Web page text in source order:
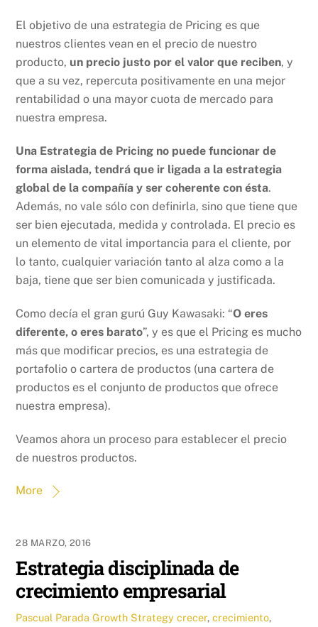
El objetivo de una estrategia de Pricing es que
nuestros clientes vean en el precio de nuestro
producto, un precio justo por el valor que reciben, y
que a su vez, repercuta positivamente en una mejor
rentabilidad o una mayor cuota de mercado para
nuestra empresa.
Una Estrategia de Pricing no puede funcionar de
forma aislada, tendrá que ir ligada a la estrategia
global de la compañía y ser coherente con ésta.
Además, no vale sólo con definirla, sino que tiene que
ser bien ejecutada, medida y controlada. El precio es
un elemento de vital importancia para el cliente, por
lo tanto, cualquier variación tanto al alza como a la
baja, tiene que ser bien comunicada y justificada.
Como decía el gran gurú Guy Kawasaki: “O eres
diferente, o eres barato”, y es que el Pricing es mucho
más que modificar precios, es una estrategia de
portafolio o cartera de productos (una cartera de
productos es el conjunto de productos que ofrece
nuestra empresa).
Veamos ahora un proceso para establecer el precio
de nuestros productos.
More
28 MARZO, 2016
Estrategia disciplinada de
crecimiento empresarial
Pascual Parada Growth Strategy crecer,crecimiento,